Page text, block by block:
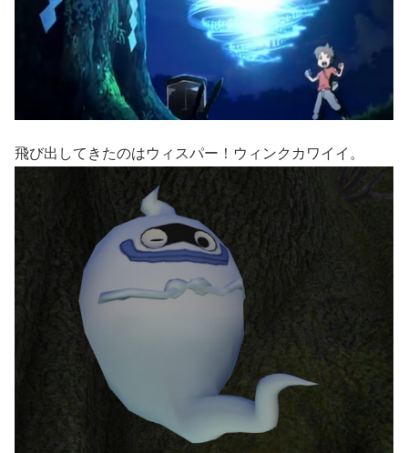
飛び出してきたのはウィスパー！ウィンクカワイイ。